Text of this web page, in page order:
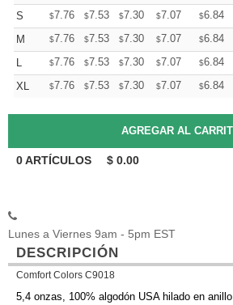
S
$7.76 $7.53 $7.30 $7.07 $6.84
M
$7.76 $7.53 $7.30 $7.07 $6.84
L
$7.76 $7.53 $7.30 $7.07 $6.84
XL
$7.76 $7.53 $7.30 $7.07 $6.84
0ARTÍCULOS $ 0.00
Lunes a Viernes 9am - 5pm EST
DESCRIPCIÓN
Comfort Colors C9018
5,4 onzas, 100% algodón USA hilado en anillo